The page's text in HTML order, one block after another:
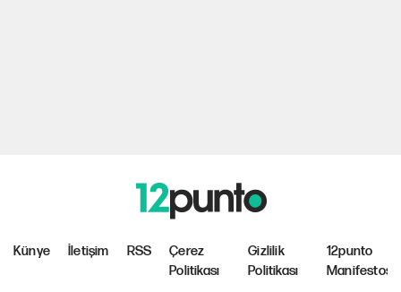
Künye İletişim RSS
Çerez
Politikası
Gizlilik
Politikası
12punto
Manifestosu